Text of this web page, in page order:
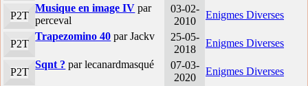
P2T
Musique en image IV par
perceval
03-02-
2010
Enigmes Diverses
P2T
Trapezomino 40 par Jackv
25-05-
2018
Enigmes Diverses
P2T
Sqnt ? par lecanardmasqué
07-03-
2020
Enigmes Diverses